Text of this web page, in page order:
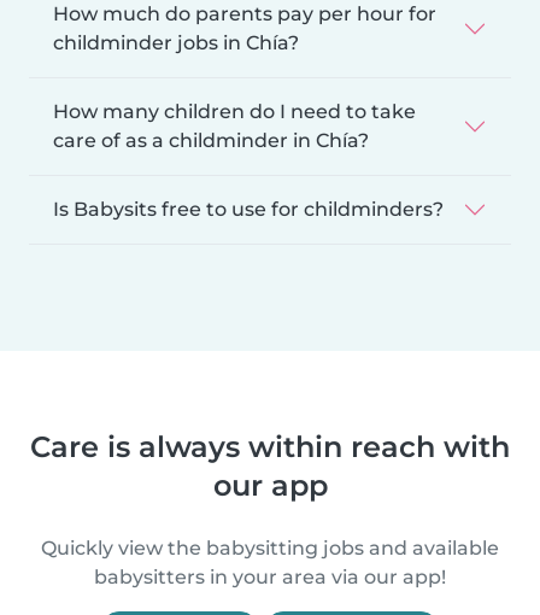
How much do parents pay per hour for
childminder jobs in Chía?
How many children do I need to take
care of as a childminder in Chía?
Is Babysits free to use for childminders?
Care is always within reach with
our app
Quickly view the babysitting jobs and available
babysitters in your area via our app!